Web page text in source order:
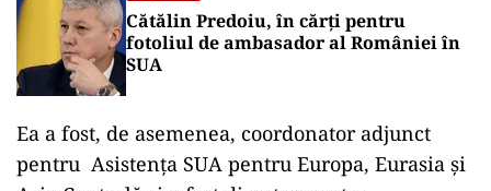
Cătălin Predoiu, în cărți pentru
fotoliul de ambasador al României în
SUA
Ea a fost, de asemenea, coordonator adjunct
pentru Asistența SUA pentru Europa, Eurasia și